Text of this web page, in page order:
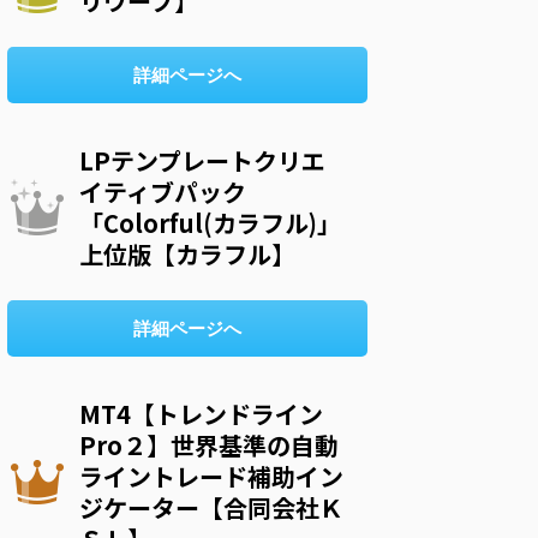
詳細ページへ
LPテンプレートクリエ
イティブパック
「Colorful(カラフル)」
上位版【カラフル】
詳細ページへ
MT4【トレンドライン
Pro２】世界基準の自動
ライントレード補助イン
ジケーター【合同会社Ｋ